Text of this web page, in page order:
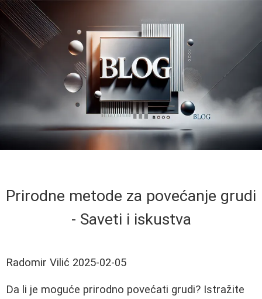
Prirodne metode za povećanje grudi
- Saveti i iskustva
Radomir Vilić 2025-02-05
Da li je moguće prirodno povećati grudi? Istražite